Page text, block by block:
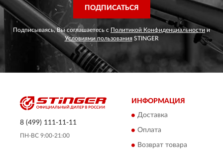
ПОДПИСАТЬСЯ
Подписываясь, Вы соглашаетесь с Политикой Конфиденциальности и
Условиями пользованияSTINGER
8 (499) 111-11-11
ПН-ВС 9:00-21:00
ИНФОРМАЦИЯ
Доставка
Оплата
Возврат товара